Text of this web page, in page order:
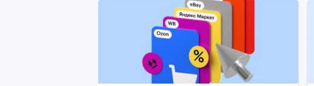
Домашние задания иногда описаны очень
догадываться, что же от тебя хотят